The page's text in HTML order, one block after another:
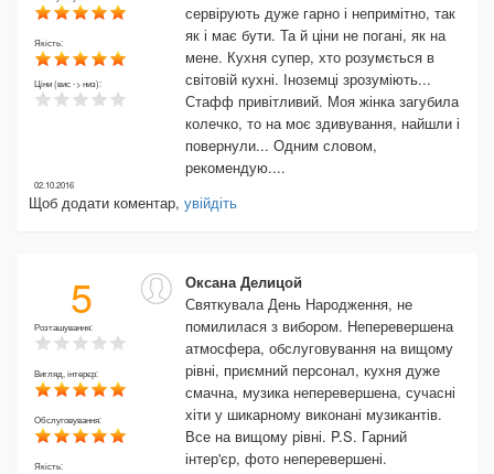
Якість:
Ціни (вис -> низ):
сервірують дуже гарно і непримітно, так
як і має бути. Та й ціни не погані, як на
мене. Кухня супер, хто розумється в
світовій кухні. Іноземці зрозуміють...
Стафф привітливий. Моя жінка загубила
колечко, то на моє здивування, найшли і
повернули... Одним словом,
рекомендую....
02.10.2016
Щоб додати коментар, увійдіть
5
Розташування:
Вигляд, інтерєр:
Обслуговування:
Якість:
Оксана Делицой
Святкувала День Народження, не
помилилася з вибором. Неперевершена
атмосфера, обслуговування на вищому
рівні, приємний персонал, кухня дуже
смачна, музика неперевершена, сучасні
хіти у шикарному виконані музикантів.
Все на вищому рівні. P.S. Гарний
інтер'єр, фото неперевершені.